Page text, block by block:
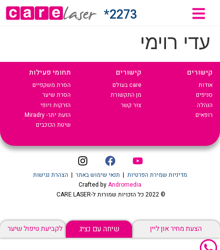
2273*
עדי רוימי
קישורים
אודות
סניפים
הנהלה
רופאים
קישורים
care בעולם
מן התקשורת
צור קשר
תחומי פעילות
הסרת משקפיים
הסרת שיער
הזרקות ויופי
הזעת יתר- Miradry
שיטת הכוכבים
© 2022 כל הזכויות שמורות ל-CARE LASER
Crafted byAndromedia
מדיניות שמירת הפרטיות | תנאי שימוש באתר | הצהרת נגישות
הצעת מחיר און ליין שיחה עם נציג לקביעת טיפול שיער